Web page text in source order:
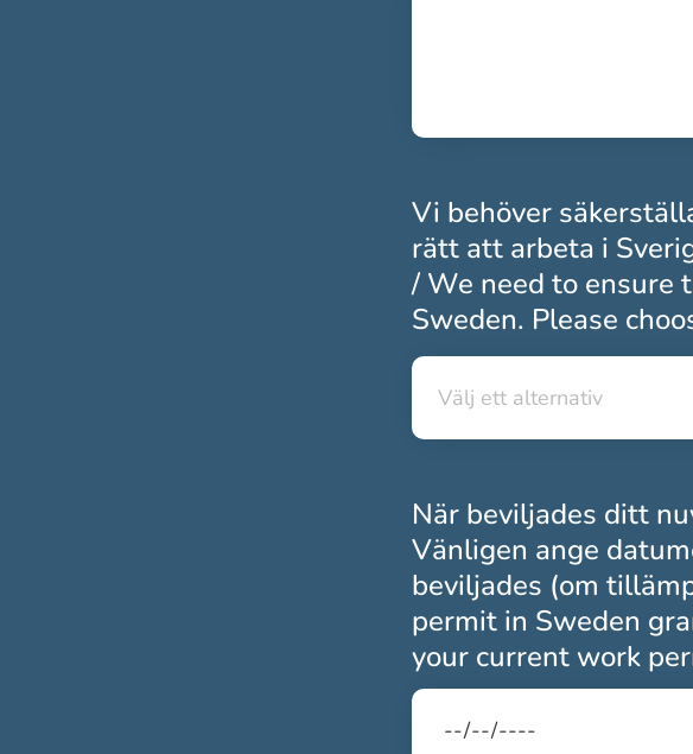
Vi behöver
rätt att arbeta i
/ We need to ensure
Sweden. Please
Välj ett alternativ
Välj ett alternativ
När beviljades ditt
Vänligen ange
beviljades (om
permit in Sweden
your current work